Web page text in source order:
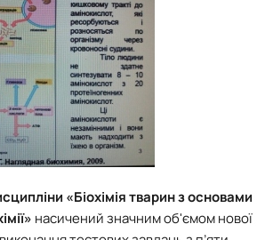
«Біохімія тварин з основами
насичений значним об'ємом нової